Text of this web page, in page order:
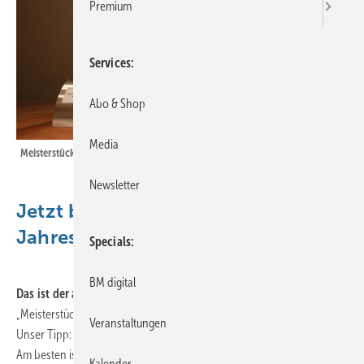
Meisterstück des Jahres: Jetzt bewerben!
Jetzt bewerben: Meisterstück des
Jahres!
Das ist der absolute Hammer:
„Meisterstück des Jahres“ geht in die nächste Runde.
Unser Tipp:
Am besten ist es, sich direkt nach bestandener Prüfung zur Teilnahme
Premium
Services
Abo & Shop
Media
Newsletter
Specials
BM digital
Veranstaltungen